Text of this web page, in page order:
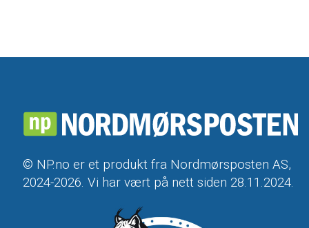
© NP.no er et produkt fra Nordmørsposten AS,
2024-2026. Vi har vært på nett siden 28.11.2024.